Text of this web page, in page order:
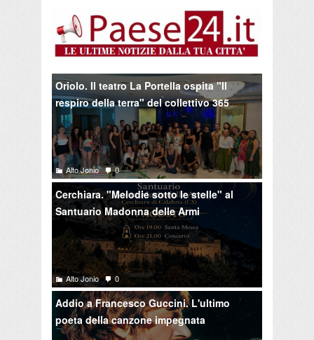
Oriolo. Il teatro La Portella ospita "Il
respiro della terra" del collettivo 365
Alto Jonio 0
Cerchiara. "Melodie sotto le stelle" al
Santuario Madonna delle Armi
Alto Jonio 0
Addio a Francesco Guccini. L'ultimo
poeta della canzone impegnata